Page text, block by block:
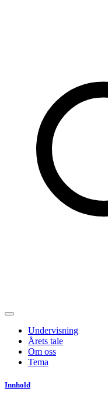
Undervisning
Årets tale
Om oss
Tema
Innhold